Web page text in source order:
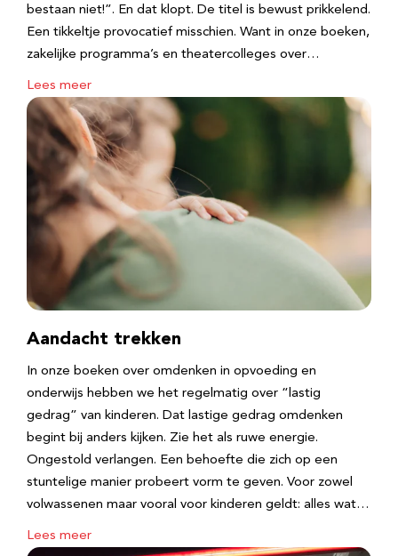
bestaan niet!”. En dat klopt. De titel is bewust prikkelend.
Een tikkeltje provocatief misschien. Want in onze boeken,
zakelijke programma’s en theatercolleges over…
Lees meer
Aandacht trekken
In onze boeken over omdenken in opvoeding en
onderwijs hebben we het regelmatig over “lastig
gedrag” van kinderen. Dat lastige gedrag omdenken
begint bij anders kijken. Zie het als ruwe energie.
Ongestold verlangen. Een behoefte die zich op een
stuntelige manier probeert vorm te geven. Voor zowel
volwassenen maar vooral voor kinderen geldt: alles wat…
Lees meer